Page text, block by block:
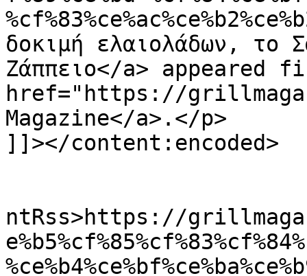
δοκιμή ελαιολάδων, το
Ζάππειο</a> appeared
href="https://
Magazine</a>.</p>
]]></content:encoded>
ntRss>https://